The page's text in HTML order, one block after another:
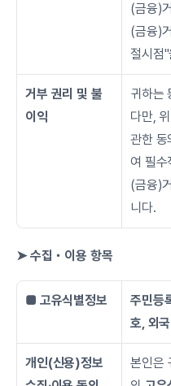
(금융)
(금융)
절시점
거부 권리 및 불
이익
귀하는
다만,
관한 동
여 필
(금융)
니다.
➤ 수집・이용 항목
■ 고유식별정보
주민등
호, 외
개인(신용)정보
본인은